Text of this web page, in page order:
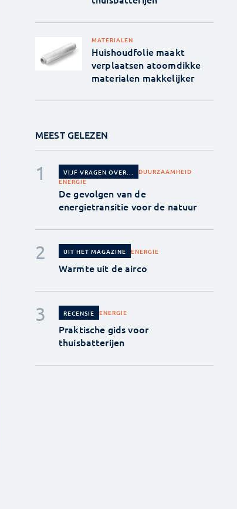
MATERIALEN
Huishoudfolie maakt
verplaatsen atoomdikke
materialen makkelijker
MEEST GELEZEN
VIJF VRAGEN OVER...
DUURZAAMHEID
ENERGIE
De gevolgen van de
energietransitie voor de natuur
UIT HET MAGAZINE ENERGIE
Warmte uit de airco
RECENSIE ENERGIE
Praktische gids voor
thuisbatterijen